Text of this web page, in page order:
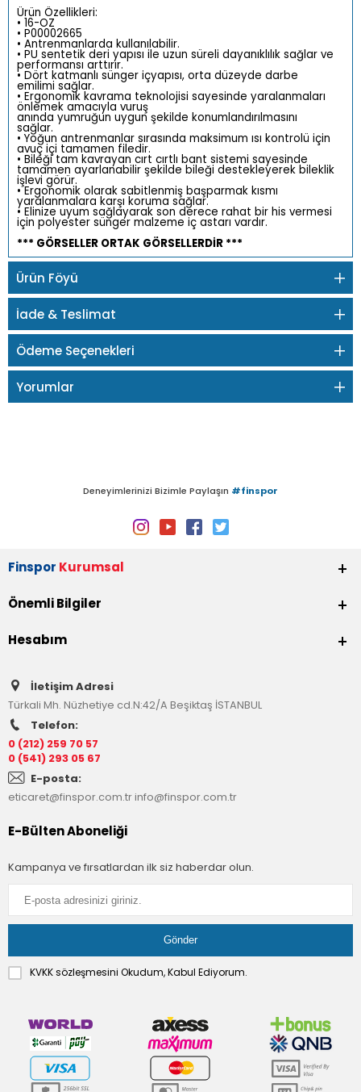
Ürün Özellikleri:
• 16-OZ
• P00002665
• Antrenmanlarda kullanılabilir.
• PU sentetik deri yapısı ile uzun süreli dayanıklılık sağlar ve
performansı arttırır.
• Dört katmanlı sünger içyapısı, orta düzeyde darbe
emilimi sağlar.
• Ergonomik kavrama teknolojisi sayesinde yaralanmaları
önlemek amacıyla vuruş
anında yumruğun uygun şekilde konumlandırılmasını
sağlar.
• Yoğun antrenmanlar sırasında maksimum ısı kontrolü için
avuç içi tamamen filedir.
• Bileği tam kavrayan cırt cırtlı bant sistemi sayesinde
tamamen ayarlanabilir şekilde bileği destekleyerek bileklik
işlevi görür.
• Ergonomik olarak sabitlenmiş başparmak kısmı
yaralanmalara karşı koruma sağlar.
• Elinize uyum sağlayarak son derece rahat bir his vermesi
için polyester sünger malzeme iç astarı vardır.
*** GÖRSELLER ORTAK GÖRSELLERDİR ***
Ürün Föyü
İade & Teslimat
Ödeme Seçenekleri
Yorumlar
Deneyimlerinizi Bizimle Paylaşın #finspor
Finspor Kurumsal
Önemli Bilgiler
Hesabım
İletişim Adresi
Türkali Mh. Nüzhetiye cd.N:42/A Beşiktaş İSTANBUL
Telefon:
0 (212) 259 70 57
0 (541) 293 05 67
E-posta:
eticaret@finspor.com.trinfo@finspor.com.tr
E-Bülten Aboneliği
Kampanya ve fırsatlardan ilk siz haberdar olun.
KVKK sözleşmesini Okudum, Kabul Ediyorum.